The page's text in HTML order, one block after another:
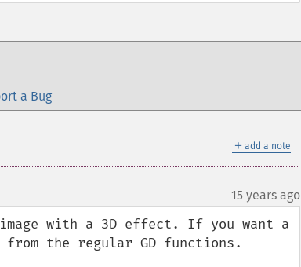
a Bug
＋ add a note
15 years ago
with a 3D effect. If you want a
the regular GD functions.